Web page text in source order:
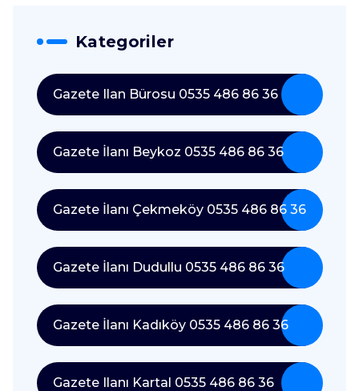
Kategoriler
Gazete Ilan Bürosu 0535 486 86 36
Gazete İlanı Beykoz 0535 486 86 36
Gazete İlanı Çekmeköy 0535 486 86 36
Gazete İlanı Dudullu 0535 486 86 36
Gazete İlanı Kadıköy 0535 486 86 36
Gazete Ilanı Kartal 0535 486 86 36